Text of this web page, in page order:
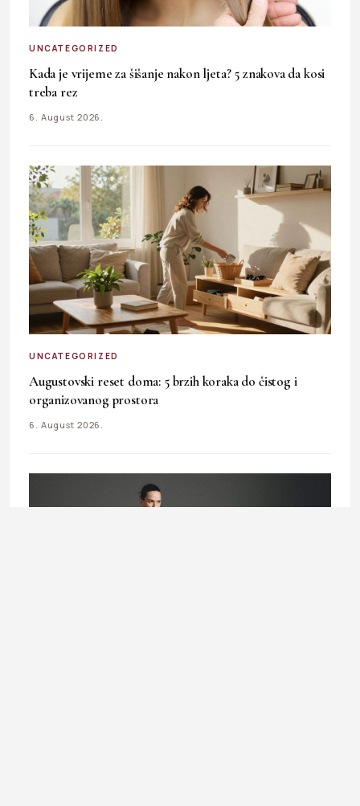
UNCATEGORIZED
Kada je vrijeme za šišanje nakon ljeta? 5 znakova da kosi
treba rez
6. August 2026.
UNCATEGORIZED
Augustovski reset doma: 5 brzih koraka do čistog i
organizovanog prostora
6. August 2026.